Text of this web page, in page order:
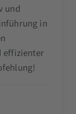
und
in
effizienter